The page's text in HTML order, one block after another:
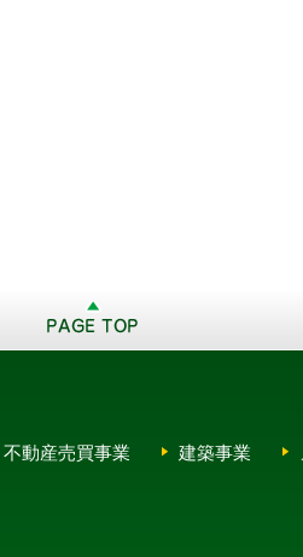
不動産売買事業 建築事業